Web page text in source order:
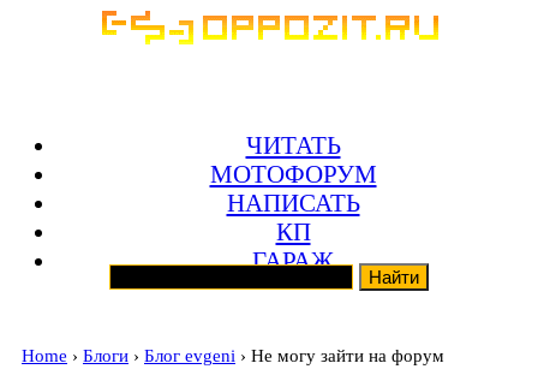
ЧИТАТЬ
МОТОФОРУМ
НАПИСАТЬ
КП
ГАРАЖ
Home › Блоги › Блог evgeni › Не могу зайти на форум